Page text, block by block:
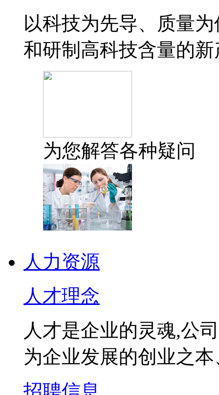
以科技为先导、质量
和研制高科技含量的新
为您解答各种疑问
人力资源
人才理念
人才是企业的灵魂,公
为企业发展的创业之